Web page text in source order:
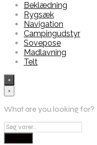
Beklædning
Rygsæk
Navigation
Campingudstyr
Sovepose
Madlavning
Telt
×
×
What are you looking for?